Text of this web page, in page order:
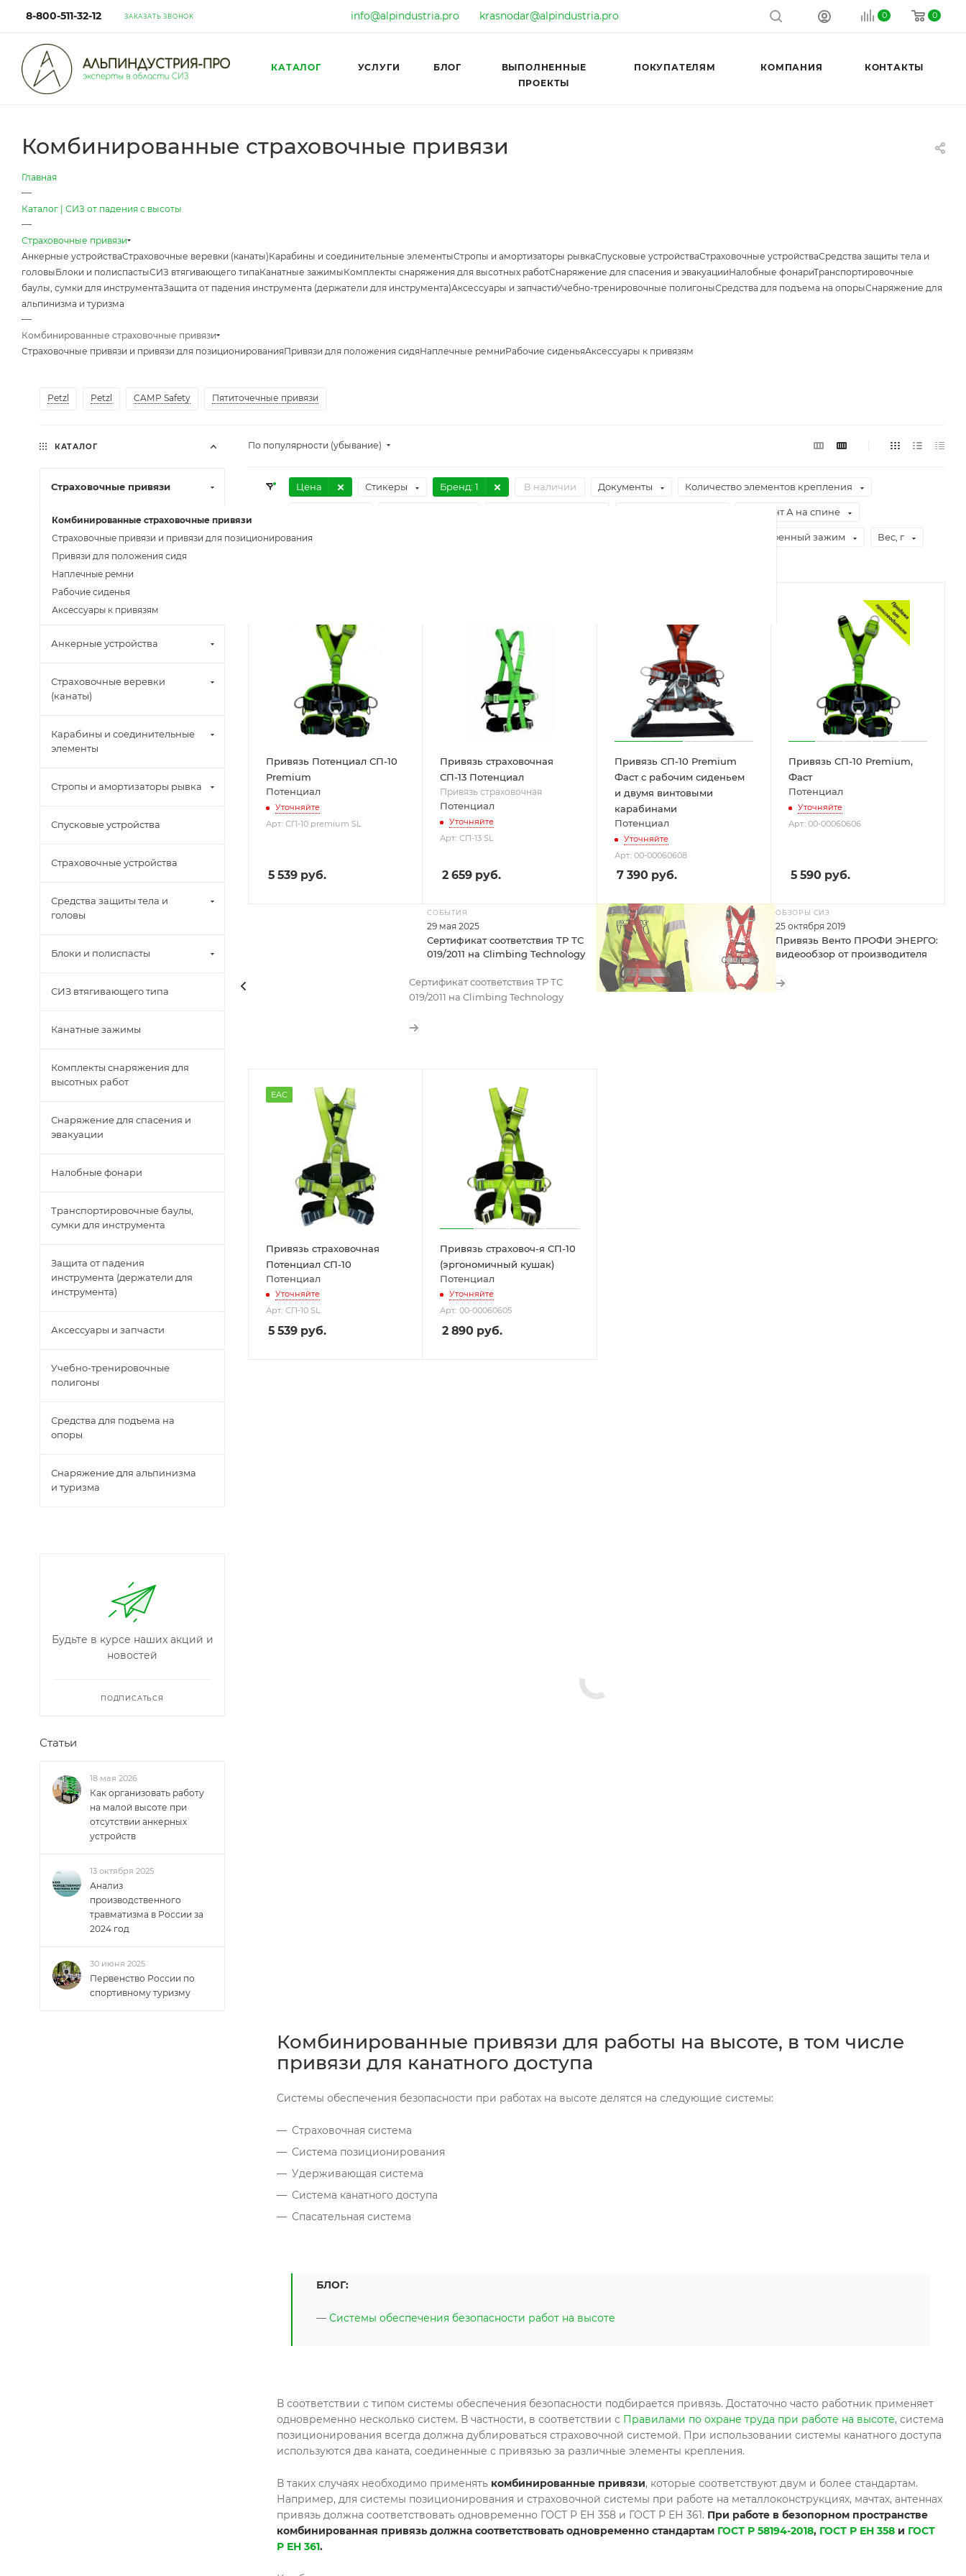
8-800-511-32-12 ЗАКАЗАТЬ ЗВОНОК info@alpindustria.pro krasnodar@alpindustria.pro 0 0
КАТАЛОГ УСЛУГИ БЛОГ
ВЫПОЛНЕННЫЕ
ПРОЕКТЫ
ПОКУПАТЕЛЯМ КОМПАНИЯ КОНТАКТЫ
Комбинированные страховочные привязи
Главная
—
Каталог | СИЗ от падения с высоты
—
Страховочные привязи
Анкерные устройстваСтраховочные веревки (канаты)Карабины и соединительные элементыСтропы и амортизаторы рывкаСпусковые устройстваСтраховочные устройстваСредства защиты тела и
головыБлоки и полиспастыСИЗ втягивающего типаКанатные зажимыКомплекты снаряжения для высотных работСнаряжение для спасения и эвакуацииНалобные фонариТранспортировочные
баулы, сумки для инструментаЗащита от падения инструмента (держатели для инструмента)Аксессуары и запчастиУчебно-тренировочные полигоныСредства для подъема на опорыСнаряжение для
альпинизма и туризма
—
Комбинированные страховочные привязи
Страховочные привязи и привязи для позиционированияПривязи для положения сидяНаплечные ремниРабочие сиденьяАксессуары к привязям
Petzl Petzl CAMP Safety Пятиточечные привязи
По популярности (убывание)
Цена Стикеры Бренд: 1 В наличии Документы Количество элементов крепления
Элемент А на спине
Элемент А на груди Встроенный зажим Вес, г
Привязь Потенциал СП-10
Premium
Потенциал
Уточняйте
Арт.: СП-10 premium SL
5 539 руб.
Привязь страховочная
СП-13 Потенциал
Привязь страховочная
Потенциал
Уточняйте
Арт.: СП-13 SL
2 659 руб.
Привязь СП-10 Premium
Фаст с рабочим сиденьем
и двумя винтовыми
карабинами
Потенциал
Уточняйте
Арт.: 00-00060608
7 390 руб.
Привязь СП-10 Premium,
Фаст
Потенциал
Уточняйте
Арт.: 00-00060606
5 590 руб.
СОБЫТИЯ
29 мая 2025
Сертификат соответствия ТР ТС
019/2011 на Climbing Technology
Сертификат соответствия ТР ТС
019/2011 на Climbing Technology
ОБЗОРЫ СИЗ
25 октября 2019
Привязь Венто ПРОФИ ЭНЕРГО:
видеообзор от производителя
EAC
Привязь страховочная
Потенциал СП-10
Потенциал
Уточняйте
Арт.: СП-10 SL
5 539 руб.
Привязь страховоч-я СП-10
(эргономичный кушак)
Потенциал
Уточняйте
Арт.: 00-00060605
2 890 руб.
Комбинированные привязи для работы на высоте, в том числе
привязи для канатного доступа
Системы обеспечения безопасности при работах на высоте делятся на следующие системы:
Страховочная система
Система позиционирования
Удерживающая система
Система канатного доступа
Спасательная система
БЛОГ:
— Системы обеспечения безопасности работ на высоте
В соответствии с типом системы обеспечения безопасности подбирается привязь. Достаточно часто работник применяет
одновременно несколько систем. В частности, в соответствии с Правилами по охране труда при работе на высоте, система
позиционирования всегда должна дублироваться страховочной системой. При использовании системы канатного доступа
используются два каната, соединенные с привязью за различные элементы крепления.
В таких случаях необходимо применять комбинированные привязи, которые соответствуют двум и более стандартам.
Например, для системы позиционирования и страховочной системы при работе на металлоконструкциях, мачтах, антеннах
привязь должна соответствовать одновременно ГОСТ Р ЕН 358 и ГОСТ Р ЕН 361. При работе в безопорном пространстве
комбинированная привязь должна соответствовать одновременно стандартам ГОСТ Р 58194-2018, ГОСТ Р ЕН 358 и ГОСТ
Р ЕН 361.
КАТАЛОГ
Страховочные привязи
Комбинированные страховочные привязи
Страховочные привязи и привязи для позиционирования
Привязи для положения сидя
Наплечные ремни
Рабочие сиденья
Аксессуары к привязям
Анкерные устройства
Страховочные веревки
(канаты)
Карабины и соединительные
элементы
Стропы и амортизаторы рывка
Спусковые устройства
Страховочные устройства
Средства защиты тела и
головы
Блоки и полиспасты
СИЗ втягивающего типа
Канатные зажимы
Комплекты снаряжения для
высотных работ
Снаряжение для спасения и
эвакуации
Налобные фонари
Транспортировочные баулы,
сумки для инструмента
Защита от падения
инструмента (держатели для
инструмента)
Аксессуары и запчасти
Учебно-тренировочные
полигоны
Средства для подъема на
опоры
Снаряжение для альпинизма
и туризма
Будьте в курсе наших акций и
новостей
ПОДПИСАТЬСЯ
Статьи
18 мая 2026
Как организовать работу
на малой высоте при
отсутствии анкерных
устройств
13 октября 2025
Анализ
производственного
травматизма в России за
2024 год
30 июня 2025
Первенство России по
спортивному туризму